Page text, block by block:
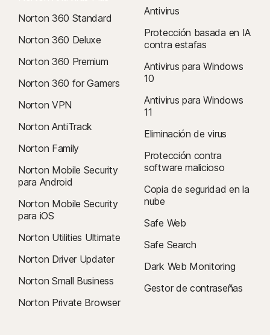
Norton 360 Standard
Norton 360 Deluxe
Norton 360 Premium
Norton 360 for Gamers
Norton VPN
Norton AntiTrack
Norton Family
Norton Mobile Security
para Android
Norton Mobile Security
para iOS
Norton Utilities Ultimate
Norton Driver Updater
Norton Small Business
Norton Private Browser
Antivirus
Protección basada en IA
contra estafas
Antivirus para Windows
10
Antivirus para Windows
11
Eliminación de virus
Protección contra
software malicioso
Copia de seguridad en la
nube
Safe Web
Safe Search
Dark Web Monitoring
Gestor de contraseñas